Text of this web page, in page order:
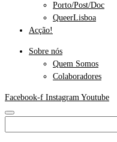
Porto/Post/Doc
QueerLisboa
Acção!
Sobre nós
Quem Somos
Colaboradores
Facebook-f Instagram Youtube